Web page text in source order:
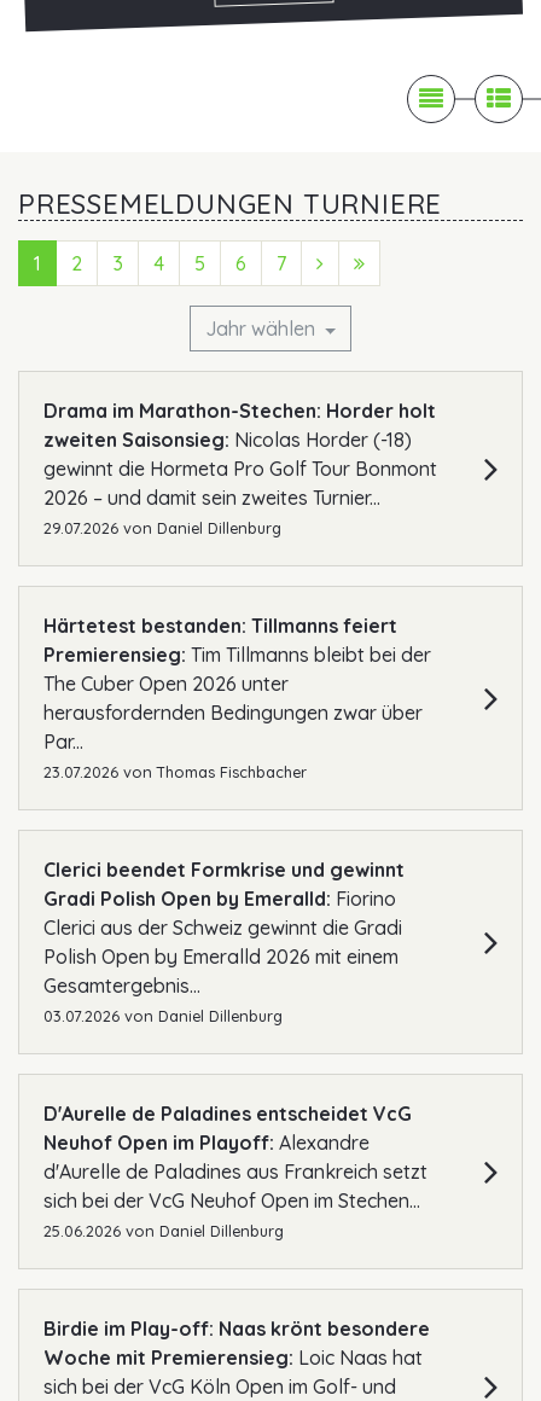
 News
PRESSEMELDUNGEN TURNIERE
1 2 3 4 5 6 7 Next (Vorwärts)
Jahr wählen
Drama im Marathon-Stechen: Horder holt
zweiten Saisonsieg: Nicolas Horder (-18)
gewinnt die Hormeta Pro Golf Tour Bonmont
2026 – und damit sein zweites Turnier...
29.07.2026 von Daniel Dillenburg
Härtetest bestanden: Tillmanns feiert
Premierensieg: Tim Tillmanns bleibt bei der
The Cuber Open 2026 unter
herausfordernden Bedingungen zwar über
Par...
23.07.2026 vonThomas Fischbacher
Clerici beendet Formkrise und gewinnt
Gradi Polish Open by Emeralld: Fiorino
Clerici aus der Schweiz gewinnt die Gradi
Polish Open by Emeralld 2026 mit einem
Gesamtergebnis...
03.07.2026 von Daniel Dillenburg
D'Aurelle de Paladines entscheidet VcG
Neuhof Open im Playoff: Alexandre
d'Aurelle de Paladines aus Frankreich setzt
sich bei der VcG Neuhof Open im Stechen...
25.06.2026 von Daniel Dillenburg
Birdie im Play-off: Naas krönt besondere
Woche mit Premierensieg: Loic Naas hat
sich bei der VcG Köln Open im Golf- und